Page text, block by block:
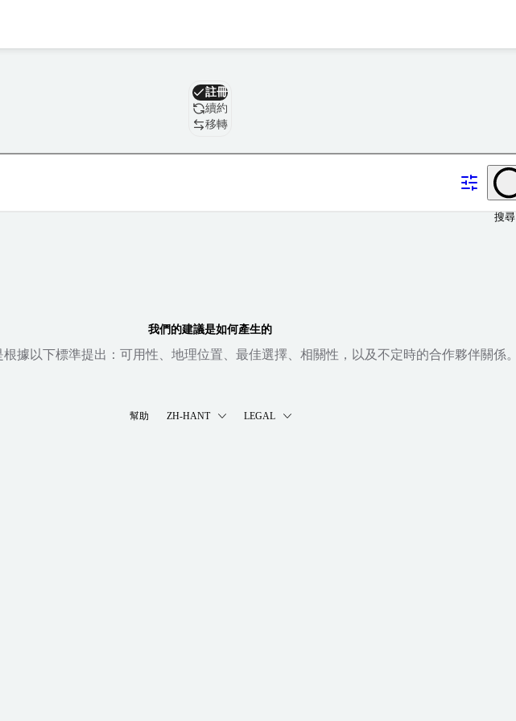
域名註冊
續約
移轉
搜尋
我們的建議是如何產生的
據以下標準提出：可用性、地理位置、最佳選擇、相關性，以及不定時的合作夥伴關係。
幫助 ZH-HANT LEGAL